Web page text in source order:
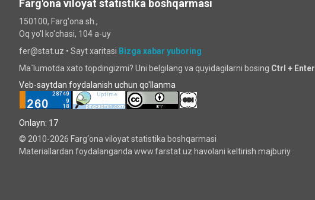
Farg'ona viloyat statistika boshqarmasi
150100, Farg'ona sh.,
Oq yo'l ko‘chаsi, 104 a-uy
fer@stat.uz • Sayt xaritasi Bizga xabar yuboring
Ma`lumotda xato topdingizmi? Uni belgilang va quyidagilarni bosing Ctrl + Enter
Veb-saytdan foydalanish uchun qo'llanma
Onlayn: 17
© 2010-2026 Farg‘ona viloyat statistika boshqarmasi
Materiallardan foydalanganda www.farstat.uz havolani keltirish majburiy.